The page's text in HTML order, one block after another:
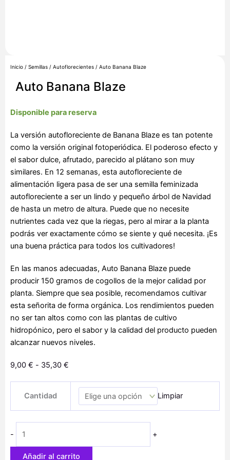
Inicio / Semillas / Autoflorecientes / Auto Banana Blaze
Auto Banana Blaze
Disponible para reserva
La versión autofloreciente de Banana Blaze es tan potente
como la versión original fotoperiódica. El poderoso efecto y
el sabor dulce, afrutado, parecido al plátano son muy
similares. En 12 semanas, esta autofloreciente de
alimentación ligera pasa de ser una semilla feminizada
autofloreciente a ser un lindo y pequeño árbol de Navidad
de hasta un metro de altura. Puede que no necesite
nutrientes cada vez que la riegas, pero al mirar a la planta
podrás ver exactamente cómo se siente y qué necesita. ¡Es
una buena práctica para todos los cultivadores!
En las manos adecuadas, Auto Banana Blaze puede
producir 150 gramos de cogollos de la mejor calidad por
planta. Siempre que sea posible, recomendamos cultivar
esta señorita de forma orgánica. Los rendimientos pueden
no ser tan altos como con las plantas de cultivo
hidropónico, pero el sabor y la calidad del producto pueden
alcanzar nuevos niveles.
9,00 € - 35,30 €
precios:
desde
9,00 €
Cantidad Limpiar
-
Banana
Blaze
cantidad
+
Añadir al carrito